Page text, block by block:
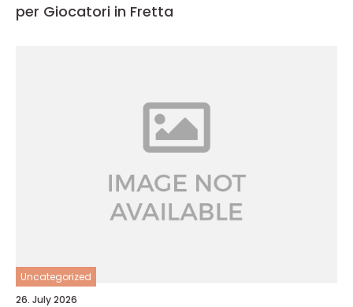
per Giocatori in Fretta
Uncategorized
26. July 2026